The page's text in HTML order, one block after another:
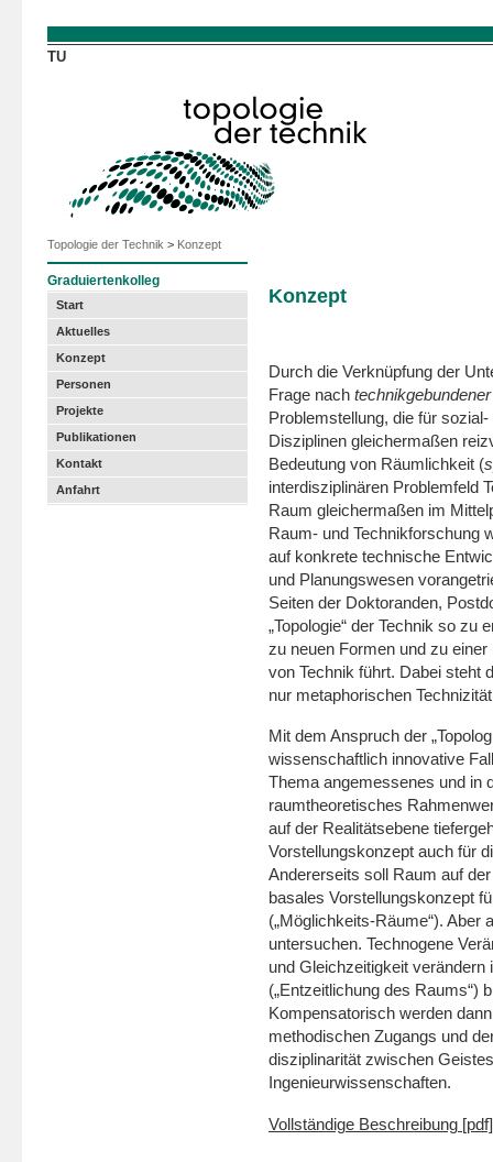
TU
Topologie der Technik > Konzept
Graduiertenkolleg
Start
Aktuelles
Konzept
Personen
Projekte
Publikationen
Kontakt
Anfahrt
Konzept
Durch die Verknüpfung der
Frage nach
Problem­stellung, die für
Disziplinen gleicher­maßen
Bedeutung von Räumlichkeit (
interdisziplinären Problemfeld
Raum gleicher­maßen im
Raum- und Technikforschung
auf konkrete technische
und Planungswesen
Seiten der Dok­toranden,
„Topologie“ der Technik so zu
zu neuen Formen und zu
von Technik führt. Dabei steht
nur metaphorischen
Mit dem Anspruch der
wissenschaft­lich innovative
Thema angemessenes und in
raumtheoretisches
auf der Realitätsebene
Vorstellungskonzept auch für
Andererseits soll Raum auf
basales Vorstellungskonzept
(„Möglichkeits-Räume“). Aber
untersuchen. Technogene
und Gleichzeitigkeit
(„Entzeitlichung des Raums“)
Kompensatorisch werden
methodischen Zugangs und
disziplinarität zwischen
Ingenieurwissenschaften.
Vollständige Beschreibung [pdf]